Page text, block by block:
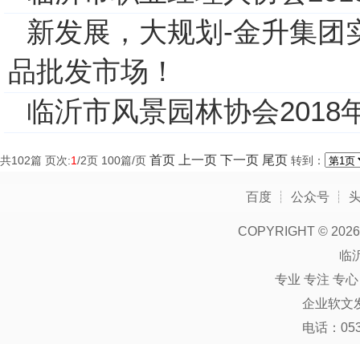
新发展，大规划-金升集团
品批发市场！
临沂市风景园林协会2018
共102篇 页次:1/2页 100篇/页 首页 上一页 下一页 尾页 转到：
百度 ┊ 公众号 ┊
COPYRIGHT ©
临
专业 专注 专
企业软文
电话：